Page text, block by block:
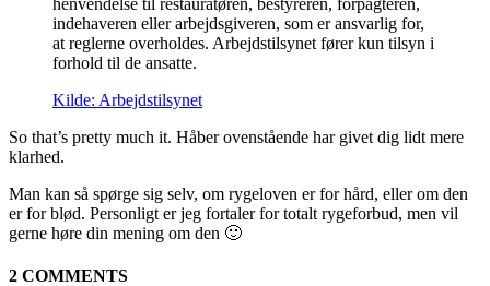
indehaveren eller arbejdsgiveren, som er ansvarlig for,
at reglerne overholdes. Arbejdstilsynet fører kun tilsyn i
forhold til de ansatte.
Kilde: Arbejdstilsynet
So that’s pretty much it. Håber ovenstående har givet dig lidt mere
klarhed.
Man kan så spørge sig selv, om rygeloven er for hård, eller om den
er for blød. Personligt er jeg fortaler for totalt rygeforbud, men vil
gerne høre din mening om den 🙂
2 COMMENTS